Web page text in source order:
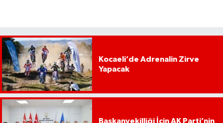
Kocaeli’de Adrenalin Zirve
Yapacak
Başkanvekilliği İçin AK Parti’nin